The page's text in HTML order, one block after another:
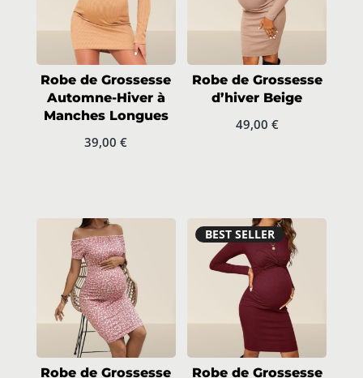
Robe de Grossesse
Automne-Hiver à
Manches Longues
39,00€
Robe de Grossesse
d’hiver Beige
49,00 €
Robe de Grossesse
BEST SELLER
Robe de Grossesse